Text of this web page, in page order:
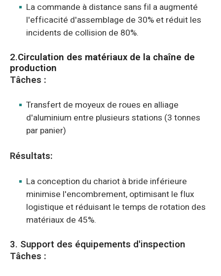
La commande à distance sans fil a augmenté
l'efficacité d'assemblage de 30% et réduit les
incidents de collision de 80%.
2.Circulation des matériaux de la chaîne de
production
Tâches :
Transfert de moyeux de roues en alliage
d'aluminium entre plusieurs stations (3 tonnes
par panier)
Résultats:
La conception du chariot à bride inférieure
minimise l'encombrement, optimisant le flux
logistique et réduisant le temps de rotation des
matériaux de 45%.
3. Support des équipements d'inspection
Tâches :